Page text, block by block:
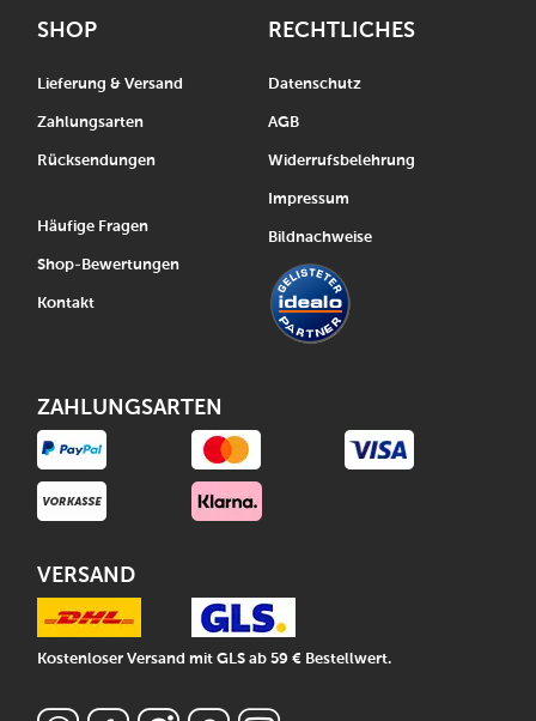
SHOP
Lieferung & Versand
Zahlungsarten
Rücksendungen
Häufige Fragen
Shop-Bewertungen
Kontakt
RECHTLICHES
Datenschutz
AGB
Widerrufsbelehrung
Impressum
Bildnachweise
ZAHLUNGSARTEN
VERSAND
Kostenloser Versand mit GLS ab 59 € Bestellwert.